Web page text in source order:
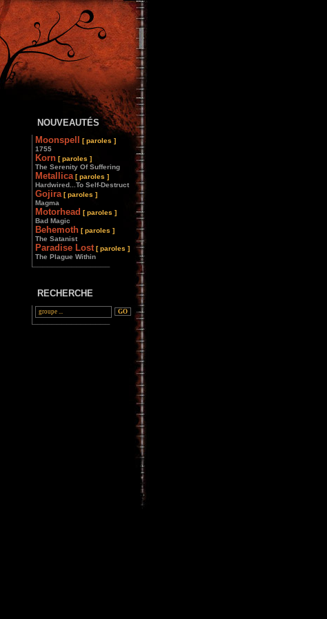
NOUVEAUTÉS
Moonspell
[ paroles ]
1755
Korn [ paroles ]
The Serenity Of Suffering
Metallica [ paroles ]
Hardwired...To Self-Destruct
Gojira [ paroles ]
Magma
Motorhead [ paroles ]
Bad Magic
Behemoth [ paroles ]
The Satanist
Paradise Lost [ paroles ]
The Plague Within
________________
RECHERCHE
________________